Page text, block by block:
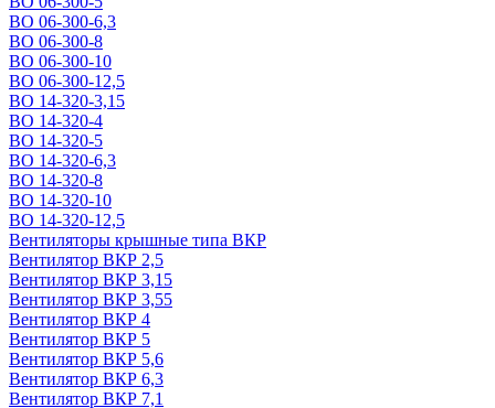
ВО 06-300-6,3
ВО 06-300-8
ВО 06-300-10
ВО 06-300-12,5
ВО 14-320-3,15
ВО 14-320-4
ВО 14-320-5
ВО 14-320-6,3
ВО 14-320-8
ВО 14-320-10
ВО 14-320-12,5
Вентиляторы крышные типа ВКР
Вентилятор ВКР 2,5
Вентилятор ВКР 3,15
Вентилятор ВКР 3,55
Вентилятор ВКР 4
Вентилятор ВКР 5
Вентилятор ВКР 5,6
Вентилятор ВКР 6,3
Вентилятор ВКР 7,1